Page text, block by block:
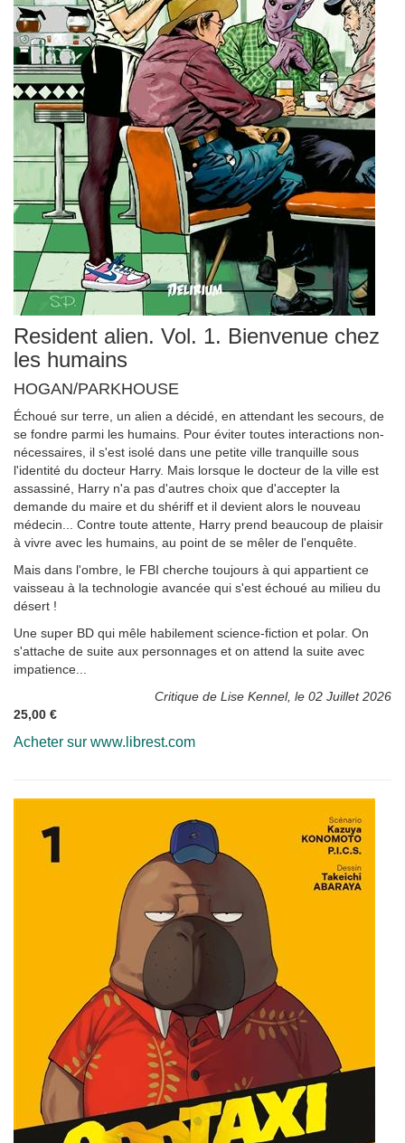
Resident alien. Vol. 1. Bienvenue chez
les humains
HOGAN/PARKHOUSE
Échoué sur terre, un alien a décidé, en attendant les secours, de
se fondre parmi les humains. Pour éviter toutes interactions non-
nécessaires, il s'est isolé dans une petite ville tranquille sous
l'identité du docteur Harry. Mais lorsque le docteur de la ville est
assassiné, Harry n'a pas d'autres choix que d'accepter la
demande du maire et du shériff et il devient alors le nouveau
médecin... Contre toute attente, Harry prend beaucoup de plaisir
à vivre avec les humains, au point de se mêler de l'enquête.
Mais dans l'ombre, le FBI cherche toujours à qui appartient ce
vaisseau à la technologie avancée qui s'est échoué au milieu du
désert !
Une super BD qui mêle habilement science-fiction et polar. On
s'attache de suite aux personnages et on attend la suite avec
impatience...
Critique de Lise Kennel, le 02 Juillet 2026
25,00 €
Acheter sur www.librest.com